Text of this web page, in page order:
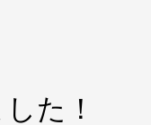
た！